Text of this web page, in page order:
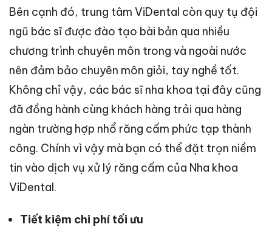
Bên cạnh đó, trung tâm ViDental còn quy tụ đội
ngũ bác sĩ được đào tạo bài bản qua nhiều
chương trình chuyên môn trong và ngoài nước
nên đảm bảo chuyên môn giỏi, tay nghề tốt.
Không chỉ vậy, các bác sĩ nha khoa tại đây cũng
đã đồng hành cùng khách hàng trải qua hàng
ngàn trường hợp nhổ răng cấm phức tạp thành
công. Chính vì vậy mà bạn có thể đặt trọn niềm
tin vào dịch vụ xử lý răng cấm của Nha khoa
ViDental.
Tiết kiệm chi phí tối ưu